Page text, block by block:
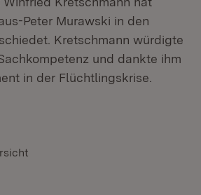
Peter Murawski in den
Kretschmann würdigte
und dankte ihm
in der Flüchtlingskrise.